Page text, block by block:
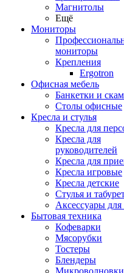
Магнитолы
Ещё
Мониторы
мониторы
Крепления
Ergotron
Офисная мебель
Банкетки и
Столы офисные
Кресла и стулья
Кресла для
Кресла для
руководителей
Кресла для
Кресла игровые
Кресла детские
Стулья и
Аксессуары для
Бытовая техника
Кофеварки
Мясорубки
Тостеры
Блендеры
Микроволновки